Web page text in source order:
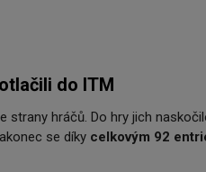
do ITM
strany hráčů. Do hry jich
se díky celkovým 92